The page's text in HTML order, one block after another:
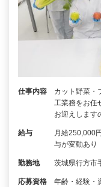
仕事内容
カット野菜・
工業務をお任
お迎えします
給与
月給250,000
与が変動あり
勤務地 茨城県行方市
応募資格 年齢・経験・